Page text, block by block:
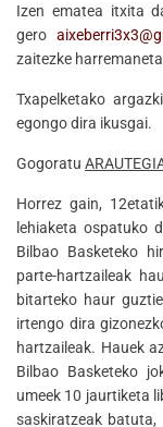
Izen ematea itxita
gero
zaitezke
Txapelketako
egongo dira ikusgai.
Gogoratu
Horrez gain,
lehiaketa ospatuko
Bilbao Basketeko
parte-hartzaileak
bitarteko haur
irtengo dira
hartzaileak. Hauek
Bilbao Basketeko
umeek 10 jaurtiketa
saskiratzeak